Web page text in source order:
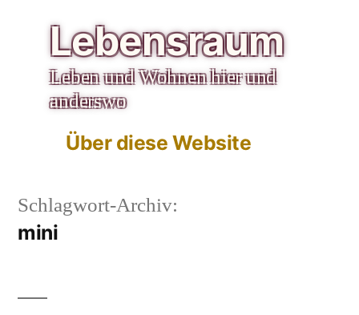
springen
Lebensraum
Leben und Wohnen hier und
anderswo
Über diese Website
Schlagwort-Archiv:
mini